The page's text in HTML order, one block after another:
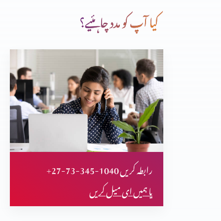
خدا ہمارے ساتھ ہے
اپنے خاندان کے لیے لڑائی
دانشمند عورت جو اپنے گھر کی حدود کو سمبھالتی ہے
خدا کا منضوبہ
کیا آپ کو مدد چاہئیے؟
+27-73-345-1040 رابطہ کریں
یا ہمیں ای میل کریں